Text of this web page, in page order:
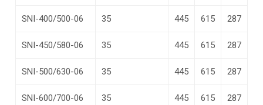
SNI-400/500-06 35 445 615 287
SNI-450/580-06 35 445 615 287
SNI-500/630-06 35 445 615 287
SNI-600/700-06 35 445 615 287